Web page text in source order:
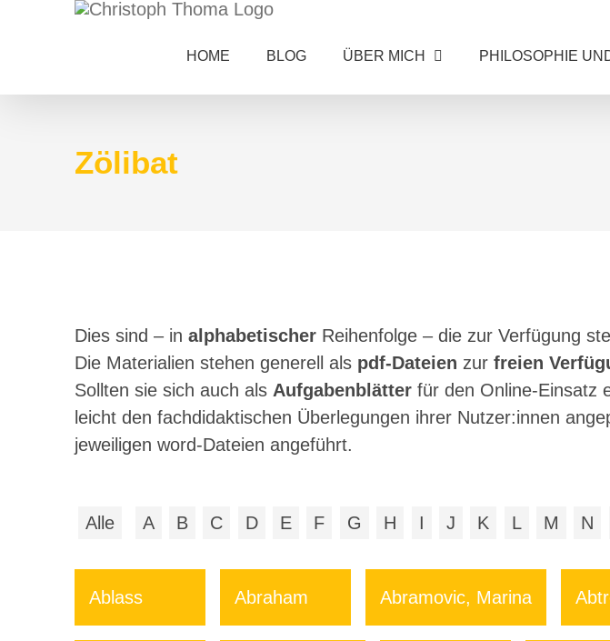
HOME BLOG ÜBER MICH PHILOSOPHIE
Zölibat
Dies sind – in alphabetischer Reihenfolge – die zur Verfügung
Die Materialien stehen generell als pdf-Dateien zur freien
Sollten sie sich auch als Aufgabenblätter für den Online-Einsatz
leicht den fachdidaktischen Überlegungen ihrer Nutzer:innen
jeweiligen word-Dateien angeführt.
Alle A B C D E F G H I J K L M N
Ablass Abraham Abramovic, Marina